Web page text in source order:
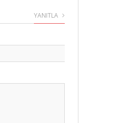
YANITLA